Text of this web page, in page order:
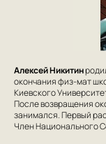
Алексей Никитин
окончания физ-мат
Киевского
После возвращения
занимался. Первый
Член Национального